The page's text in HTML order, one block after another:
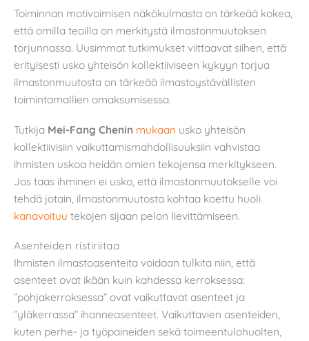
Toiminnan motivoimisen näkökulmasta on tärkeää kokea,
että omilla teoilla on merkitystä ilmastonmuutoksen
torjunnassa. Uusimmat tutkimukset viittaavat siihen, että
erityisesti usko yhteisön kollektiiviseen kykyyn torjua
ilmastonmuutosta on tärkeää ilmastoystävällisten
toimintamallien omaksumisessa.
Tutkija Mei-Fang Chenin mukaan usko yhteisön
kollektiivisiin vaikuttamismahdollisuuksiin vahvistaa
ihmisten uskoa heidän omien tekojensa merkitykseen.
Jos taas ihminen ei usko, että ilmastonmuutokselle voi
tehdä jotain, ilmastonmuutosta kohtaa koettu huoli
kanavoituu tekojen sijaan pelon lievittämiseen.
Asenteiden ristiriitaa
Ihmisten ilmastoasenteita voidaan tulkita niin, että
asenteet ovat ikään kuin kahdessa kerroksessa:
”pohjakerroksessa” ovat vaikuttavat asenteet ja
”yläkerrassa” ihanneasenteet. Vaikuttavien asenteiden,
kuten perhe- ja työpaineiden sekä toimeentulohuolten,